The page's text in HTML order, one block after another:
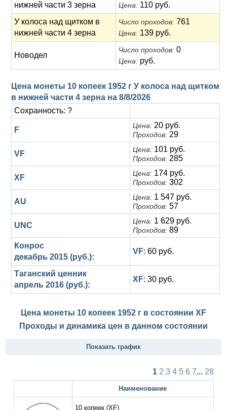
нижней части 3 зерна
Цена: 110 руб.
У колоса над щитком в
нижней части 4 зерна
Число проходов: 761
Цена: 139 руб.
Новодел
Число проходов: 0
Цена: руб.
Цена монеты 10 копеек 1952 г У колоса над щитком
в нижней части 4 зерна на 8/8/2026
Сохранность: ?
F Цена: 20 руб.
Проходов: 29
VF Цена: 101 руб.
Проходов: 285
XF Цена: 174 руб.
Проходов: 302
AU Цена: 1 547 руб.
Проходов: 57
UNC Цена: 1 629 руб.
Проходов: 89
Конрос
декабрь 2015 (руб.):
VF: 60 руб.
Таганский ценник
апрель 2016 (руб.):
XF: 30 руб.
Цена монеты 10 копеек 1952 г в состоянии XF
Проходы и динамика цен в данном состоянии
Показать график
1 2 3 4 5 6 7... 28
Наименование
10 копеек(XF)